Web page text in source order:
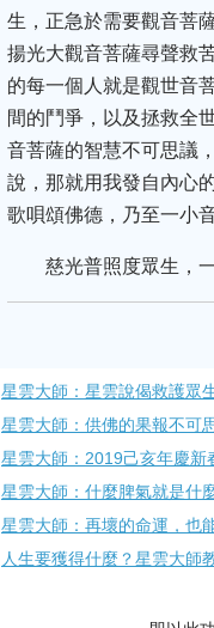
生，正急於需要觀音菩
揚光大觀音菩薩尋聲救
的每一個人就是觀世音
間的鬥爭，以及拯救全
音菩薩的智慧不可思議
說，那就用我發自內心
歌唄頌佛德，乃至一小
慈光普照度眾生，
星雲大師：星雲說偈救護眾
星雲大師：供佛的果報不可
星雲大師：2019己亥年慶新
星雲大師：什麼脾氣就是什
星雲大師：再壞的命運，也
人生要獲得什麼？星雲大師